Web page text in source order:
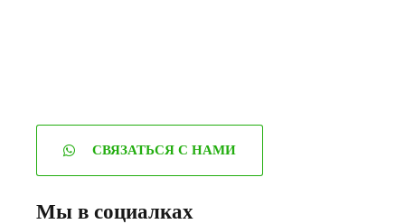
СВЯЗАТЬСЯ С НАМИ
Мы в социалках